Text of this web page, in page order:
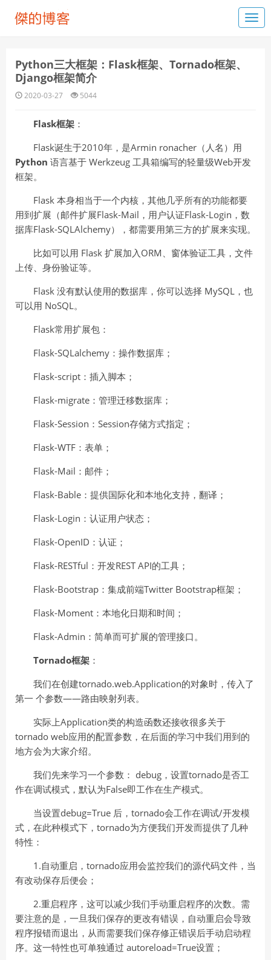
Python三大框架：Flask框架、Tornado框架、
Django框架简介
2020-03-27 5044
Flask框架 ：
Flask诞生于2010年，是Armin ronacher（人名）用
Python 语言基于 Werkzeug 工具箱编写的轻量级Web开发
框架。
Flask 本身相当于一个内核，其他几乎所有的功能都要
用到扩展（邮件扩展Flask-Mail，用户认证Flask-Login，数
据库Flask-SQLAlchemy），都需要用第三方的扩展来实现。
比如可以用 Flask 扩展加入ORM、窗体验证工具，文件
上传、身份验证等。
Flask 没有默认使用的数据库，你可以选择 MySQL，也
可以用 NoSQL。
Flask常用扩展包：
Flask-SQLalchemy：操作数据库；
Flask-script：插入脚本；
Flask-migrate：管理迁移数据库；
Flask-Session：Session存储方式指定；
Flask-WTF：表单；
Flask-Mail：邮件；
Flask-Bable：提供国际化和本地化支持，翻译；
Flask-Login：认证用户状态；
Flask-OpenID：认证；
Flask-RESTful：开发REST API的工具；
Flask-Bootstrap：集成前端Twitter Bootstrap框架；
Flask-Moment：本地化日期和时间；
Flask-Admin：简单而可扩展的管理接口。
Tornado框架 ：
我们在创建tornado.web.Application的对象时，传⼊了
第⼀ 个参数——路由映射列表。
实际上Application类的构造函数还接收很多关于
tornado web应⽤的配置参数，在后⾯的学习中我们⽤到的
地⽅会为⼤家介绍。
我们先来学习⼀个参数： debug，设置tornado是否⼯
作在调试模式，默认为False即⼯作在⽣产模式。
当设置debug=True 后，tornado会⼯作在调试/开发模
式，在此种模式下，tornado为⽅便我们开发⽽提供了⼏种
特性：
1.⾃动重启，tornado应⽤会监控我们的源代码⽂件，当
有改动保存后便会；
2.重启程序，这可以减少我们⼿动重启程序的次数。需
要注意的是，⼀旦我们保存的更改有错误，⾃动重启会导致
程序报错⽽退出，从⽽需要我们保存修正错误后⼿动启动程
序。这⼀特性也可单独通过 autoreload=True设置；